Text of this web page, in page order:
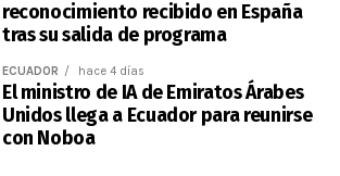
reconocimiento recibido en España
tras su salida de programa
ECUADOR hace 4 días
El ministro de IA de Emiratos Árabes
Unidos llega a Ecuador para reunirse
con Noboa